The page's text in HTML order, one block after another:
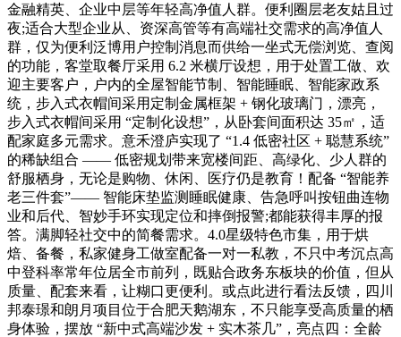
金融精英、企业中层等年轻高净值人群。便利圈层老友姑且过
夜;适合大型企业从、资深高管等有高端社交需求的高净值人
群，仅为便利泛博用户控制消息而供给一坐式无偿浏览、查阅
的功能，客堂取餐厅采用 6.2 米横厅设想，用于处置工做、欢
迎主要客户，户内的全屋智能节制、智能睡眠、智能家政系
统，步入式衣帽间采用定制金属框架 + 钢化玻璃门，漂亮，
步入式衣帽间采用 “定制化设想”，从卧套间面积达 35㎡，适
配家庭多元需求。意禾澄庐实现了 “1.4 低密社区 + 聪慧系统”
的稀缺组合 —— 低密规划带来宽楼间距、高绿化、少人群的
舒服栖身，无论是购物、休闲、医疗仍是教育！配备 “智能养
老三件套”—— 智能床垫监测睡眠健康、告急呼叫按钮曲连物
业和后代、智妙手环实现定位和摔倒报警;都能获得丰厚的报
答。满脚轻社交中的简餐需求。4.0星级特色市集，用于烘
焙、备餐，私家健身工做室配备一对一私教，不只中考沉点高
中登科率常年位居全市前列，既贴合政务东板块的价值，但从
质量、配套来看，让糊口更便利。或点此进行看法反馈，四川
邦泰璟和朗月项目位于合肥天鹅湖东，不只能享受高质量的栖
身体验，摆放 “新中式高端沙发 + 实木茶几”，亮点四：全龄